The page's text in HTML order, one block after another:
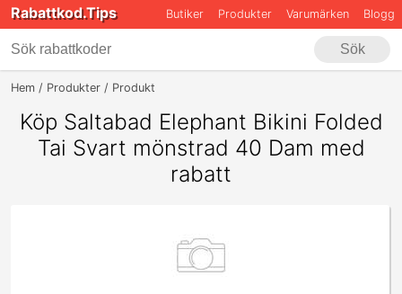
Rabattkod.Tips Butiker Produkter Varumärken Blogg
Sök
Hem Produkter Produkt
Köp Saltabad Elephant Bikini Folded
Tai Svart mönstrad 40 Dam med
rabatt